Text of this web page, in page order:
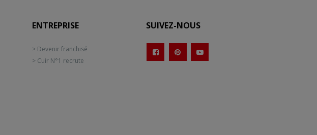
ENTREPRISE
> Devenir franchisé
> Cuir N°1 recrute
SUIVEZ-NOUS